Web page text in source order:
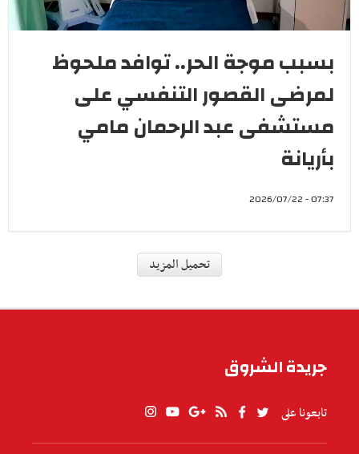
بسبب موجة الحر.. توافد ملحوظ
لمرضى القصور التنفسي على
مستشفى عبد الرحمان مامي
بأريانة
07:37 - 2026/07/22